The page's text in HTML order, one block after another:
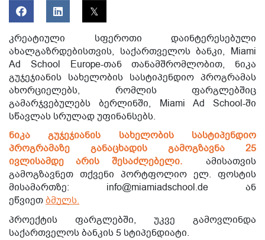
კრეატიული სფეროთი დაინტერესებული
ახალგაზრდებისთვის, საქართველოს ბანკი, Miami
Ad School Europe-თან თანამშრომლობით, ნიკა
გუჯეჯიანის სახელობის სასტიპენდიო პროგრამას
ახორციელებს, რომლის ფარგლებშიც
გამარჯვებულებს ბერლინში, Miami Ad School-ში
სწავლას სრულად უფინანსებს.
ნიკა გუჯეჯიანის სახელობის სასტიპენდიო
პროგრამაზე განაცხადის გამოგზავნა 25
ივლისამდე არის შესაძლებელი. ამისათვის
გამოგზავნეთ თქვენი პორტფოლიო ელ. ფოსტის
მისამართზე: info@miamiadschool.de ან
ეწვიეთბმულს.
პროექტის ფარგლებში, უკვე გამოვლინდა
საქართველოს ბანკის 5 სტიპენდიატი.